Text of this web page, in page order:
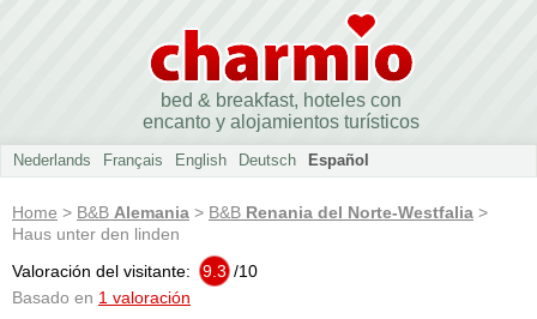
bed & breakfast, hoteles con
encanto y alojamientos turísticos
Nederlands Français English Deutsch Español
Home > B&B Alemania > B&B Renania del Norte-Westfalia >
Haus unter den linden
Valoración del visitante:
9.3 /10
Basado en 1 valoración